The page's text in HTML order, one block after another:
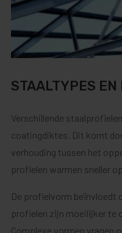
STAALTYPES EN
Verschillende
coatingdiktes. Dit komt
verhouding tussen het
profielen warmen sneller
De profielvorm beïnvloedt
profielen zijn moeilijker te
Complexe vormen vragen